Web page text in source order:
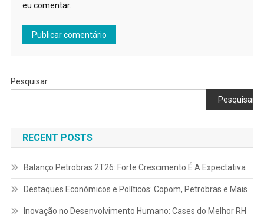
eu comentar.
Pesquisar
Pesquisar
RECENT POSTS
Balanço Petrobras 2T26: Forte Crescimento É A Expectativa
Destaques Econômicos e Políticos: Copom, Petrobras e Mais
Inovação no Desenvolvimento Humano: Cases do Melhor RH